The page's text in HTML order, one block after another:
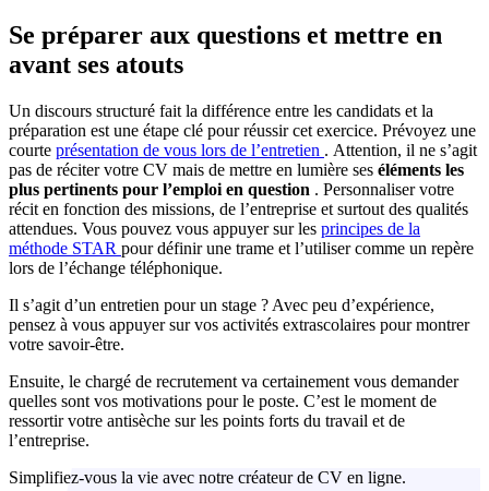
Se préparer aux questions et mettre en
avant ses atouts
Un discours structuré fait la différence entre les candidats et la
préparation est une étape clé pour réussir cet exercice. Prévoyez une
courte présentation de vous lors de l’entretien . Attention, il ne s’agit
pas de réciter votre CV mais de mettre en lumière ses éléments les
plus pertinents pour l’emploi en question . Personnaliser votre
récit en fonction des missions, de l’entreprise et surtout des qualités
attendues. Vous pouvez vous appuyer sur les principes de la
méthode STAR pour définir une trame et l’utiliser comme un repère
lors de l’échange téléphonique.
Il s’agit d’un entretien pour un stage ? Avec peu d’expérience,
pensez à vous appuyer sur vos activités extrascolaires pour montrer
votre savoir-être.
Ensuite, le chargé de recrutement va certainement vous demander
quelles sont vos motivations pour le poste. C’est le moment de
ressortir votre antisèche sur les points forts du travail et de
l’entreprise.
Simplifiez-vous la vie avec notre créateur de CV en ligne.